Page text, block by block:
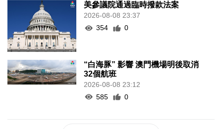
美參議院通過臨時撥款法案
2026-08-08 23:37
354
0
“白海豚” 影響 澳門機場明後取消
32個航班
2026-08-08 23:12
585
0